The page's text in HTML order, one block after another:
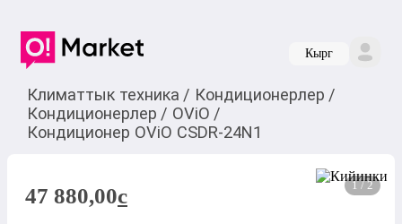
Кырг
Климаттык техника / Кондиционерлер /
Кондиционерлер / OViO /
Кондиционер OViO CSDR-24N1
1 / 2
47 880,00c